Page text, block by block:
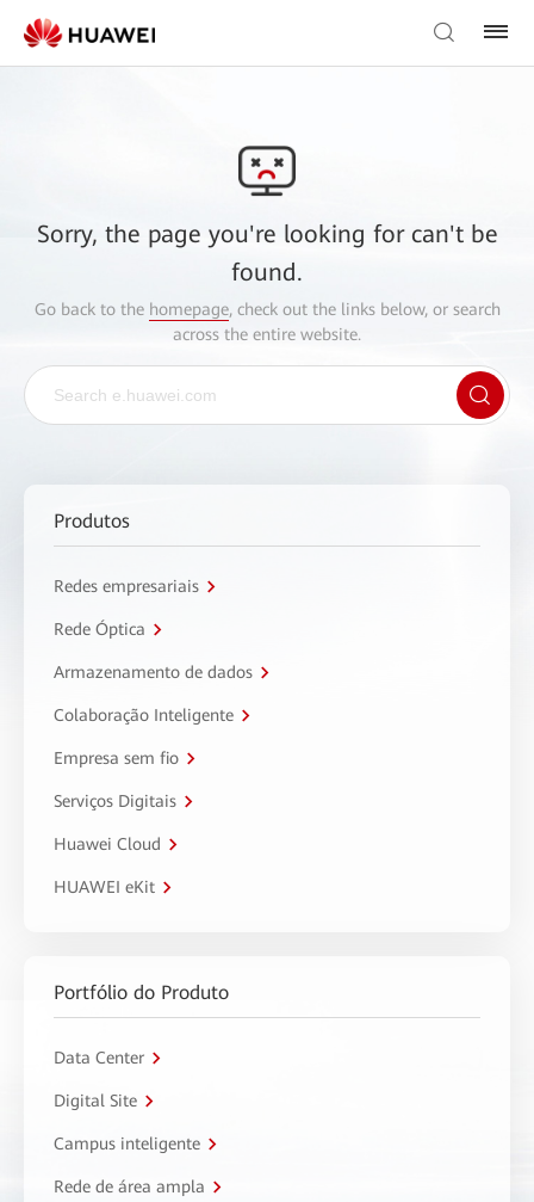
Sorry, the page you're looking for can't be
found.
Go back to the homepage, check out the links below, or search
across the entire website.
Produtos
Redes empresariais
Rede Óptica
Armazenamento de dados
Colaboração Inteligente
Empresa sem fio
Serviços Digitais
Huawei Cloud
HUAWEI eKit
Portfólio do Produto
Data Center
Digital Site
Campus inteligente
Rede de área ampla